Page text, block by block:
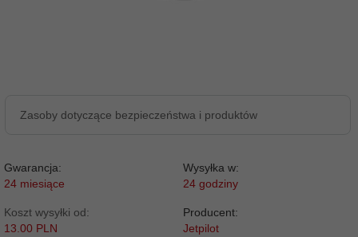
Zasoby dotyczące bezpieczeństwa i produktów
Gwarancja:
24 miesiące
Wysyłka w:
24 godziny
Koszt wysyłki od:
13.00 PLN
Producent:
Jetpilot